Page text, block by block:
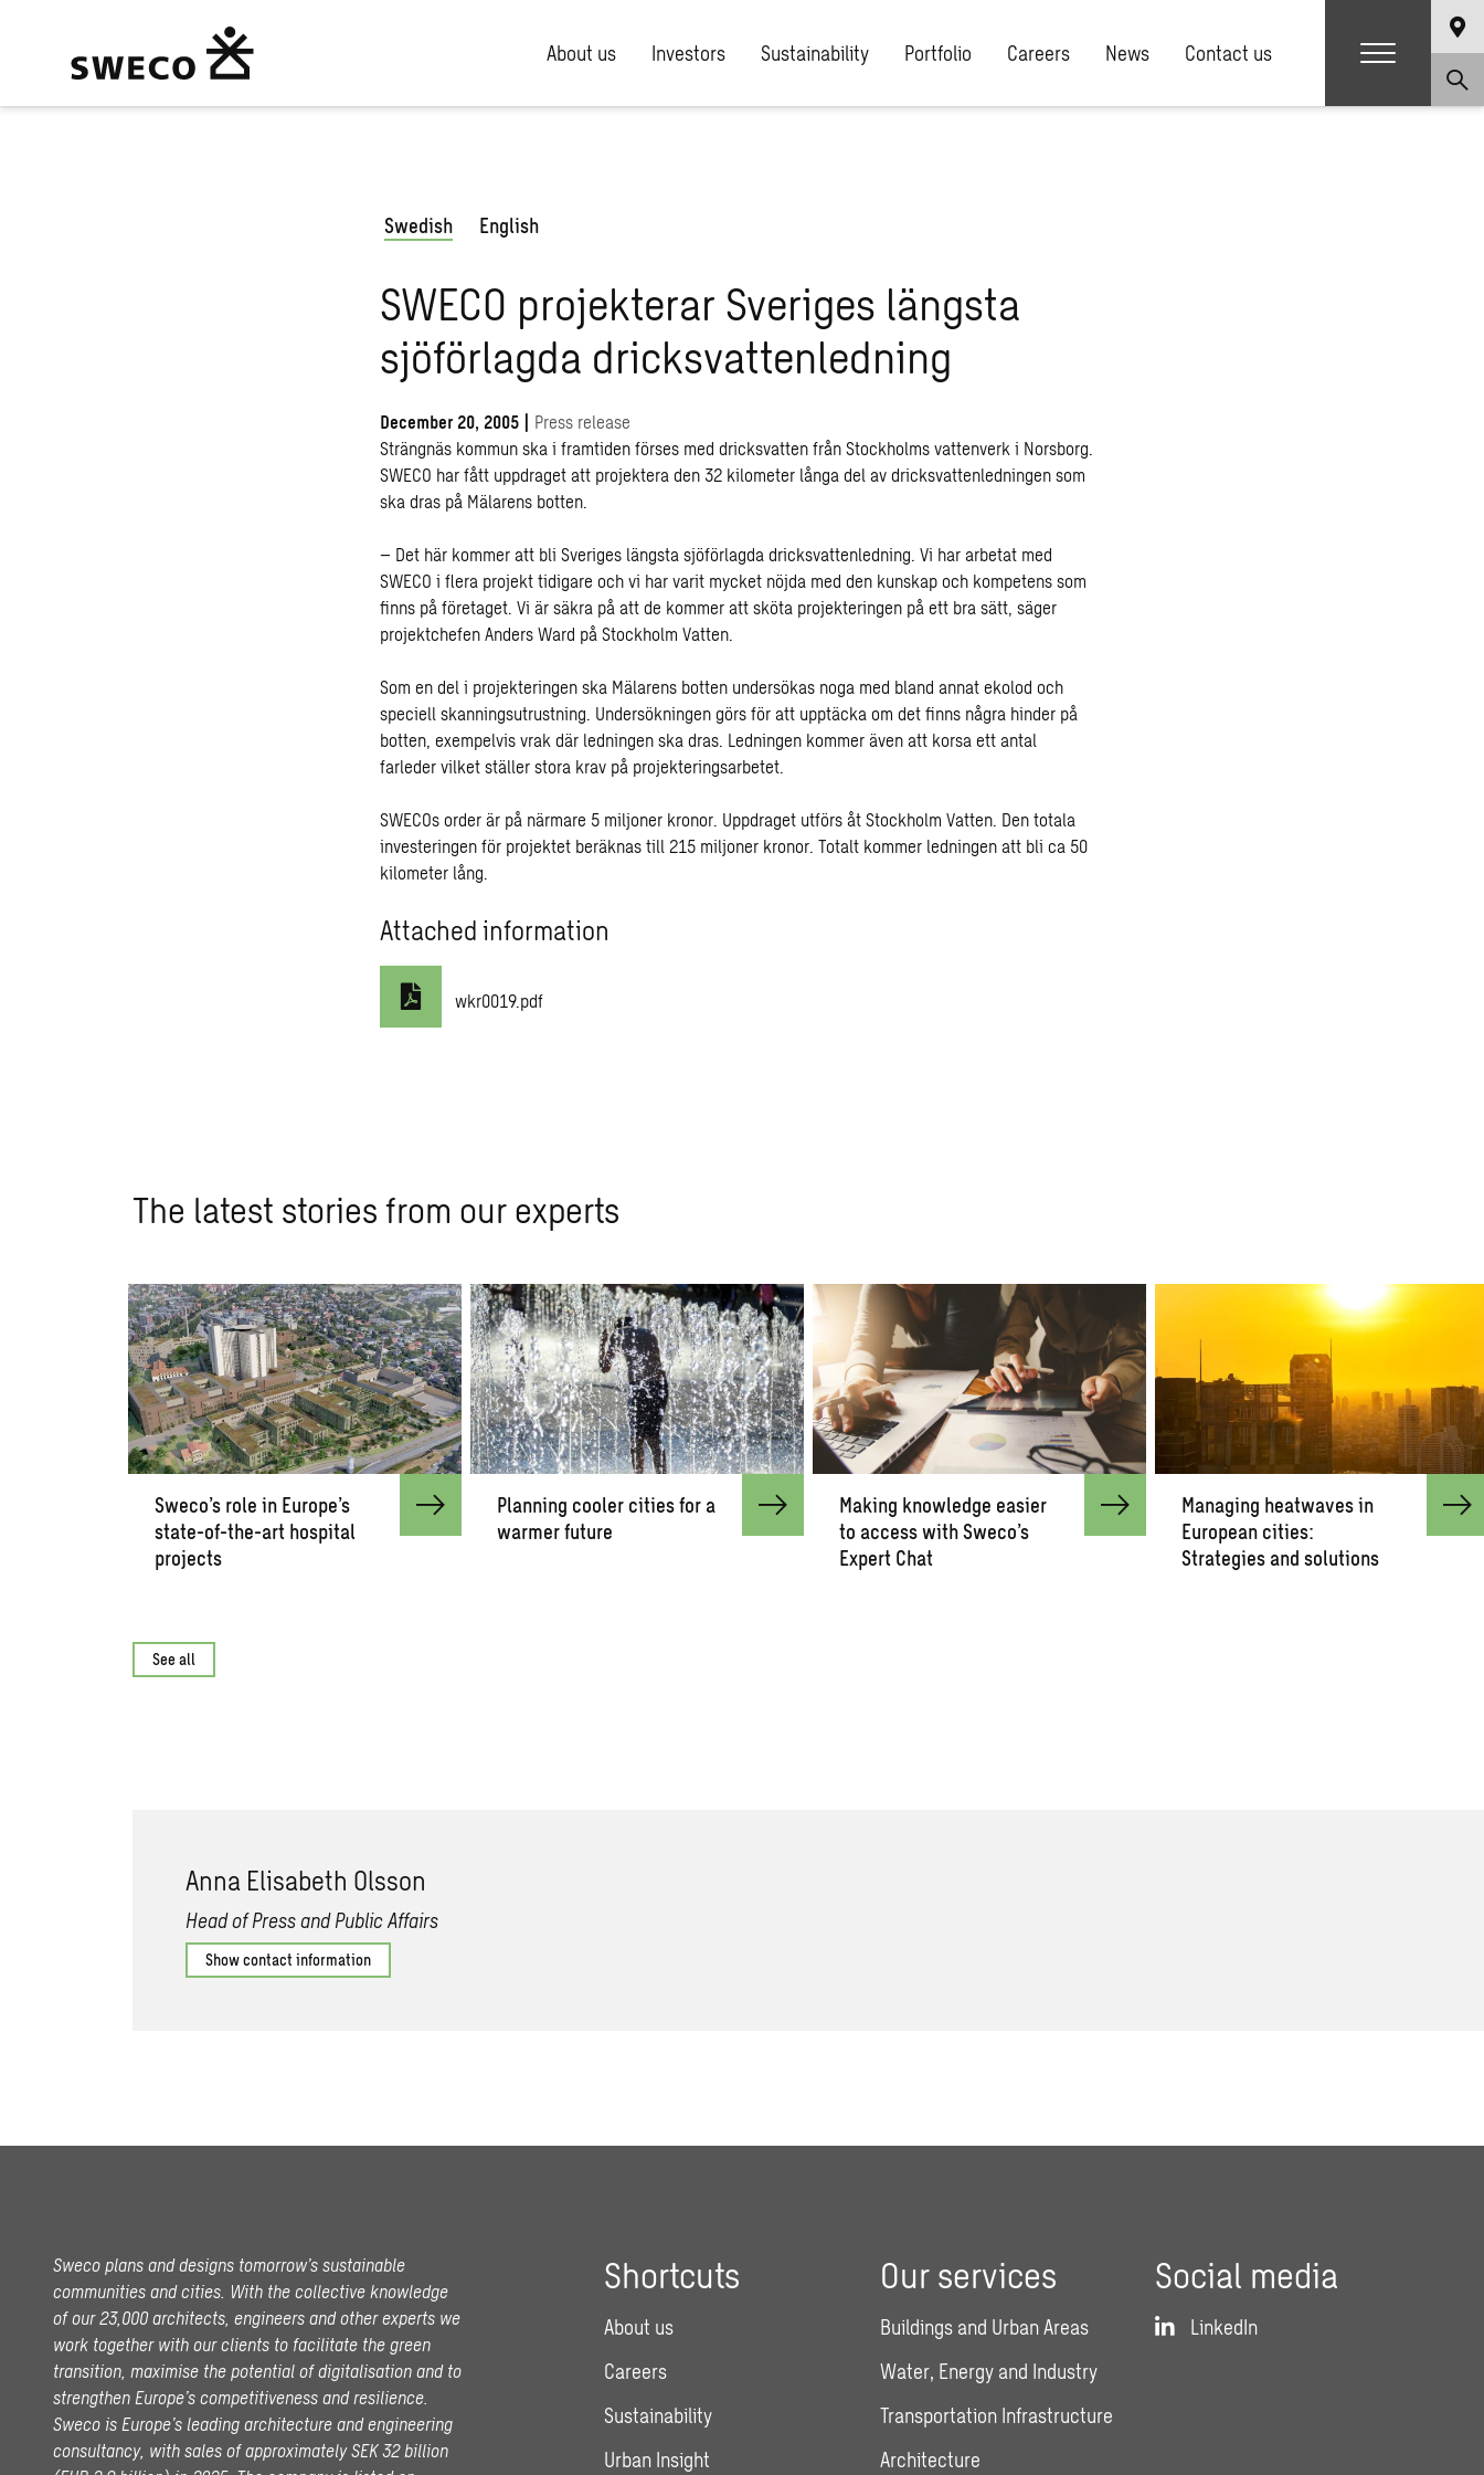
About us Investors Sustainability Portfolio Careers News Contact us
Swedish English
SWECO projekterar Sveriges längsta
sjöförlagda dricksvattenledning
December 20, 2005 | Press release
Strängnäs kommun ska i framtiden förses med dricksvatten från Stockholms vattenverk i Norsborg.
SWECO har fått uppdraget att projektera den 32 kilometer långa del av dricksvattenledningen som
ska dras på Mälarens botten.
– Det här kommer att bli Sveriges längsta sjöförlagda dricksvattenledning. Vi har arbetat med
SWECO i flera projekt tidigare och vi har varit mycket nöjda med den kunskap och kompetens som
finns på företaget. Vi är säkra på att de kommer att sköta projekteringen på ett bra sätt, säger
projektchefen Anders Ward på Stockholm Vatten.
Som en del i projekteringen ska Mälarens botten undersökas noga med bland annat ekolod och
speciell skanningsutrustning. Undersökningen görs för att upptäcka om det finns några hinder på
botten, exempelvis vrak där ledningen ska dras. Ledningen kommer även att korsa ett antal
farleder vilket ställer stora krav på projekteringsarbetet.
SWECOs order är på närmare 5 miljoner kronor. Uppdraget utförs åt Stockholm Vatten. Den totala
investeringen för projektet beräknas till 215 miljoner kronor. Totalt kommer ledningen att bli ca 50
kilometer lång.
Attached information
wkr0019.pdf
The latest stories from our experts
Sweco’s role in Europe’s
state-of-the-art hospital
projects
Planning cooler cities for a
warmer future
Making knowledge easier
to access with Sweco’s
Expert Chat
Managing heatwaves in
European cities:
Strategies and solutions
See all
Anna Elisabeth Olsson
Head of Press and Public Affairs
Show contact information
Sweco plans and designs tomorrow’s sustainable
communities and cities. With the collective knowledge
of our 23,000 architects, engineers and other experts we
work together with our clients to facilitate the green
transition, maximise the potential of digitalisation and to
strengthen Europe’s competitiveness and resilience.
Sweco is Europe’s leading architecture and engineering
consultancy, with sales of approximately SEK 32 billion
Shortcuts
About us
Careers
Sustainability
Urban Insight
Our services
Buildings and Urban Areas
Water, Energy and Industry
Transportation Infrastructure
Architecture
Social media
LinkedIn